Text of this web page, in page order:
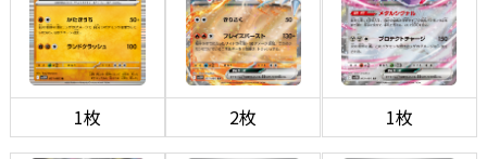
1枚 2枚 1枚